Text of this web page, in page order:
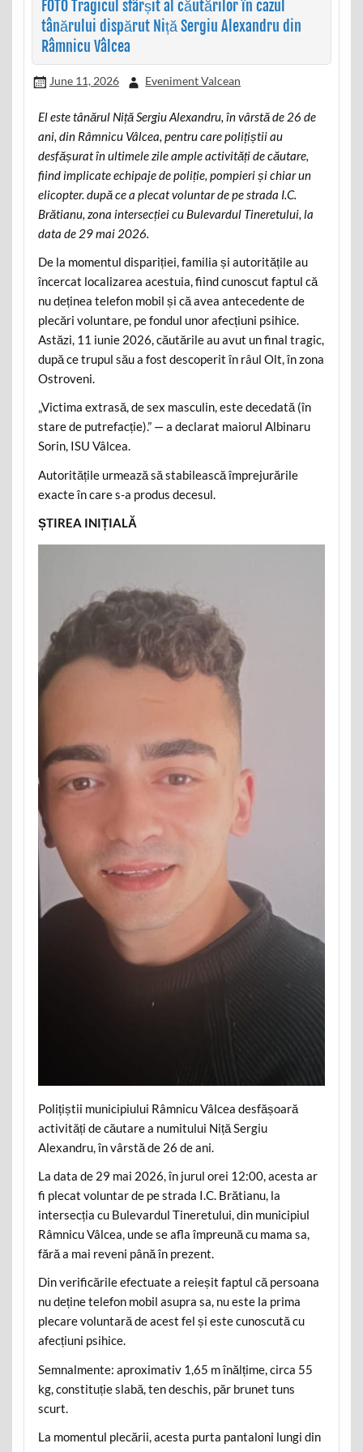
FOTO Tragicul sfârșit al căutărilor în cazul
tânărului dispărut Niță Sergiu Alexandru din
Râmnicu Vâlcea
June 11, 2026 Eveniment Valcean
El este tânărul Niță Sergiu Alexandru, în vârstă de 26 de
ani, din Râmnicu Vâlcea, pentru care polițiștii au
desfășurat în ultimele zile ample activități de căutare,
fiind implicate echipaje de poliție, pompieri și chiar un
elicopter. după ce a plecat voluntar de pe strada I.C.
Brătianu, zona intersecției cu Bulevardul Tineretului, la
data de 29 mai 2026.
De la momentul dispariției, familia și autoritățile au
încercat localizarea acestuia, fiind cunoscut faptul că
nu deținea telefon mobil și că avea antecedente de
plecări voluntare, pe fondul unor afecțiuni psihice.
Astăzi, 11 iunie 2026, căutările au avut un final tragic,
după ce trupul său a fost descoperit în râul Olt, în zona
Ostroveni.
„Victima extrasă, de sex masculin, este decedată (în
stare de putrefacție).” — a declarat maiorul Albinaru
Sorin, ISU Vâlcea.
Autoritățile urmează să stabilească împrejurările
exacte în care s-a produs decesul.
ȘTIREA INIȚIALĂ
Polițiștii municipiului Râmnicu Vâlcea desfășoară
activități de căutare a numitului Niță Sergiu
Alexandru, în vârstă de 26 de ani.
La data de 29 mai 2026, în jurul orei 12:00, acesta ar
fi plecat voluntar de pe strada I.C. Brătianu, la
intersecția cu Bulevardul Tineretului, din municipiul
Râmnicu Vâlcea, unde se afla împreună cu mama sa,
fără a mai reveni până în prezent.
Din verificările efectuate a reieșit faptul că persoana
nu deține telefon mobil asupra sa, nu este la prima
plecare voluntară de acest fel și este cunoscută cu
afecțiuni psihice.
Semnalmente: aproximativ 1,65 m înălțime, circa 55
kg, constituție slabă, ten deschis, păr brunet tuns
scurt.
La momentul plecării, acesta purta pantaloni lungi din